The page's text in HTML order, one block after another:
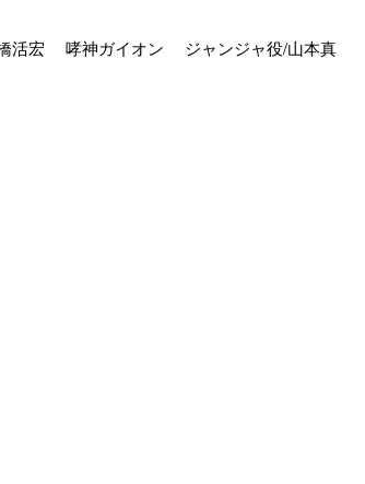
活宏 哮神ガイオン ジャンジャ役/山本真